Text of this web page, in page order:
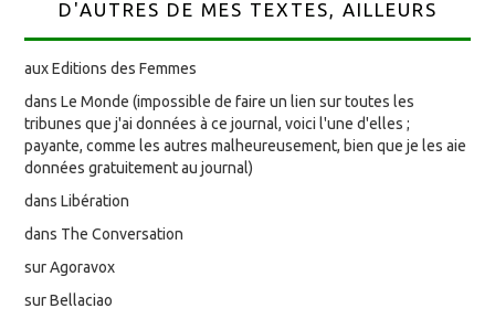
D'AUTRES DE MES TEXTES, AILLEURS
aux Editions des Femmes
dans Le Monde (impossible de faire un lien sur toutes les
tribunes que j'ai données à ce journal, voici l'une d'elles ;
payante, comme les autres malheureusement, bien que je les aie
données gratuitement au journal)
dans Libération
dans The Conversation
sur Agoravox
sur Bellaciao